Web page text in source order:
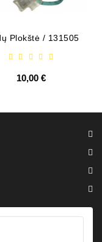
Plokštė / 131505
10,00 €